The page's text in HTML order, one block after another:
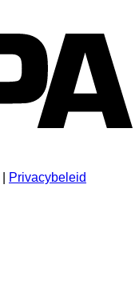
Privacybeleid